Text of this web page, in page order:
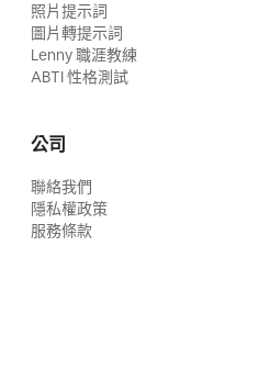
照片提示詞
圖片轉提示詞
Lenny 職涯教練
ABTI 性格測試
公司
聯絡我們
隱私權政策
服務條款